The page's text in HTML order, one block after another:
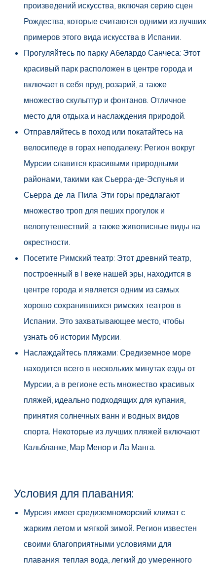
произведений искусства, включая серию сцен
Рождества, которые считаются одними из лучших
примеров этого вида искусства в Испании.
Прогуляйтесь по парку Абелардо Санчеса: Этот
красивый парк расположен в центре города и
включает в себя пруд, розарий, а также
множество скульптур и фонтанов. Отличное
место для отдыха и наслаждения природой.
Отправляйтесь в поход или покатайтесь на
велосипеде в горах неподалеку: Регион вокруг
Мурсии славится красивыми природными
районами, такими как Сьерра-де-Эспунья и
Сьерра-де-ла-Пила. Эти горы предлагают
множество троп для пеших прогулок и
велопутешествий, а также живописные виды на
окрестности.
Посетите Римский театр: Этот древний театр,
построенный в I веке нашей эры, находится в
центре города и является одним из самых
хорошо сохранившихся римских театров в
Испании. Это захватывающее место, чтобы
узнать об истории Мурсии.
Наслаждайтесь пляжами: Средиземное море
находится всего в нескольких минутах езды от
Мурсии, а в регионе есть множество красивых
пляжей, идеально подходящих для купания,
принятия солнечных ванн и водных видов
спорта. Некоторые из лучших пляжей включают
Кальбланке, Мар Менор и Ла Манга.
Условия для плавания:
Мурсия имеет средиземноморский климат с
жарким летом и мягкой зимой. Регион известен
своими благоприятными условиями для
плавания: теплая вода, легкий до умеренного